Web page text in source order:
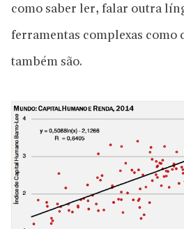
como saber ler, falar outra
ferramentas complexas como
também são.